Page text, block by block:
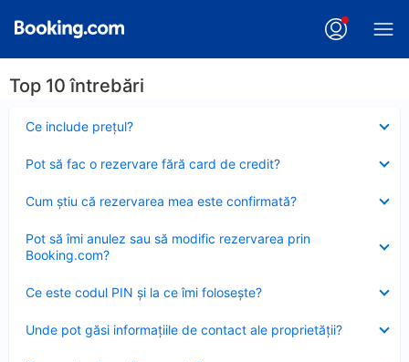
Top 10 întrebări
Ce include preţul?
închis
Pot să fac o rezervare fără card de credit?
închis
Cum ştiu că rezervarea mea este confirmată?
închis
Pot să îmi anulez sau să modific rezervarea prin
Booking.com?
închis
Ce este codul PIN şi la ce îmi foloseşte?
închis
Unde pot găsi informațiile de contact ale proprietății?
închis